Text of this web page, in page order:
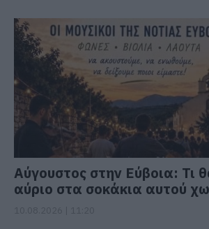
Αύγουστος στην Εύβοια: Τι
αύριο στα σοκάκια αυτού